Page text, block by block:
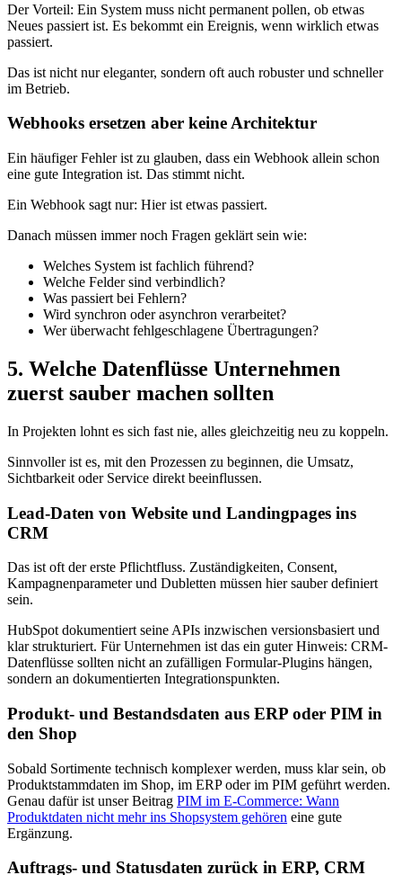
Der Vorteil: Ein System muss nicht permanent pollen, ob etwas
Neues passiert ist. Es bekommt ein Ereignis, wenn wirklich etwas
passiert.
Das ist nicht nur eleganter, sondern oft auch robuster und schneller
im Betrieb.
Webhooks ersetzen aber keine Architektur
Ein häufiger Fehler ist zu glauben, dass ein Webhook allein schon
eine gute Integration ist. Das stimmt nicht.
Ein Webhook sagt nur: Hier ist etwas passiert.
Danach müssen immer noch Fragen geklärt sein wie:
Welches System ist fachlich führend?
Welche Felder sind verbindlich?
Was passiert bei Fehlern?
Wird synchron oder asynchron verarbeitet?
Wer überwacht fehlgeschlagene Übertragungen?
5. Welche Datenflüsse Unternehmen
zuerst sauber machen sollten
In Projekten lohnt es sich fast nie, alles gleichzeitig neu zu koppeln.
Sinnvoller ist es, mit den Prozessen zu beginnen, die Umsatz,
Sichtbarkeit oder Service direkt beeinflussen.
Lead-Daten von Website und Landingpages ins
CRM
Das ist oft der erste Pflichtfluss. Zuständigkeiten, Consent,
Kampagnenparameter und Dubletten müssen hier sauber definiert
sein.
HubSpot dokumentiert seine APIs inzwischen versionsbasiert und
klar strukturiert. Für Unternehmen ist das ein guter Hinweis: CRM-
Datenflüsse sollten nicht an zufälligen Formular-Plugins hängen,
sondern an dokumentierten Integrationspunkten.
Produkt- und Bestandsdaten aus ERP oder PIM in
den Shop
Sobald Sortimente technisch komplexer werden, muss klar sein, ob
Produktstammdaten im Shop, im ERP oder im PIM geführt werden.
Genau dafür ist unser Beitrag PIM im E-Commerce: Wann
Produktdaten nicht mehr ins Shopsystem gehören eine gute
Ergänzung.
Auftrags- und Statusdaten zurück in ERP, CRM